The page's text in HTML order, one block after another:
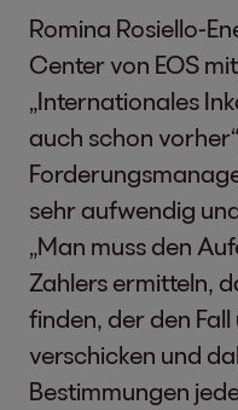
Romina Rosiello-
Center von EOS
„Internationales
auch schon
sehr aufwendig
„Man muss den
Zahlers ermitteln,
finden, der den
verschicken und
Bestimmungen